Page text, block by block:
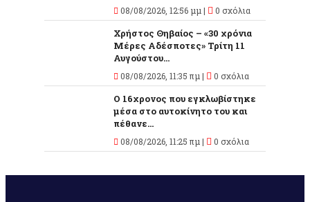
08/08/2026, 12:56 μμ | 0 σχόλια
Χρήστος Θηβαίος – «30 χρόνια
Μέρες Αδέσποτες» Τρίτη 11
Αυγούστου...
08/08/2026, 11:35 πμ | 0 σχόλια
O 16χρονος που εγκλωβίστηκε
μέσα στο αυτοκίνητο του και
πέθανε...
08/08/2026, 11:25 πμ | 0 σχόλια